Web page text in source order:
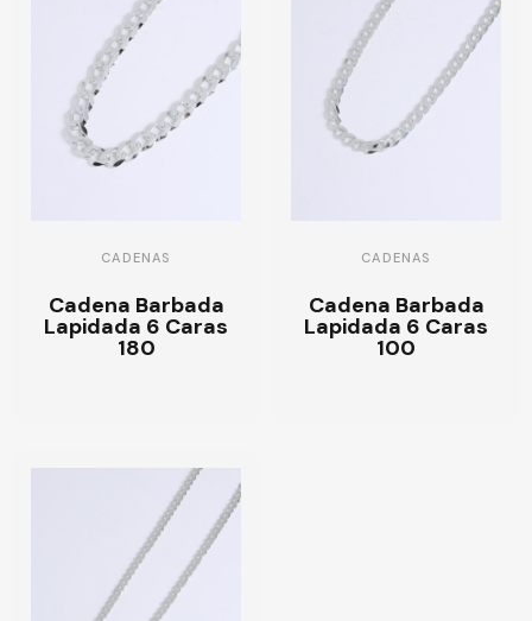
CADENAS
Cadena Barbada
Lapidada 6 Caras
180
CADENAS
Cadena Barbada
Lapidada 6 Caras
100